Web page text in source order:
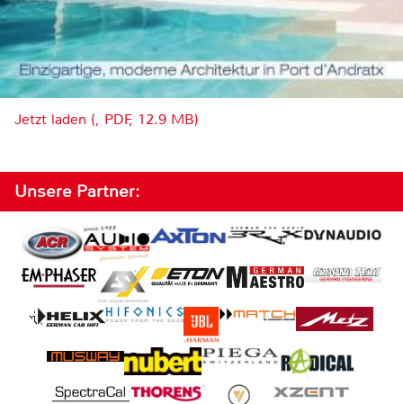
Jetzt laden (, PDF, 12.9 MB)
Unsere Partner: